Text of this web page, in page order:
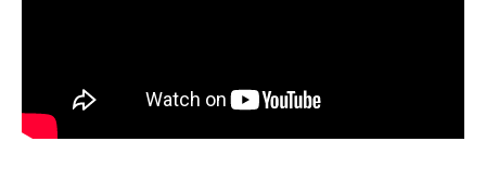
Календарь рыболова иногда работает,